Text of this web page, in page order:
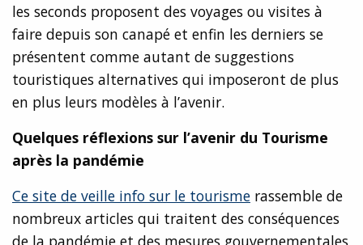
les seconds proposent des voyages ou visites à
faire depuis son canapé et enfin les derniers se
présentent comme autant de suggestions
touristiques alternatives qui imposeront de plus
en plus leurs modèles à l’avenir.
Quelques réflexions sur l’avenir du Tourisme
après la pandémie
Ce site de veille info sur le tourisme rassemble de
nombreux articles qui traitent des conséquences